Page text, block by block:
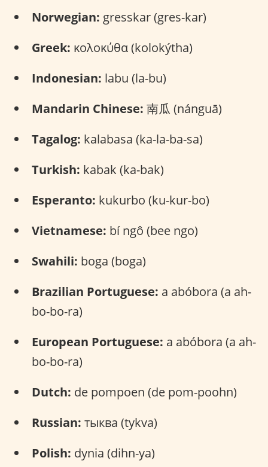
Norwegian: gresskar (gres-kar)
Greek: κολοκύθα (kolokýtha)
Indonesian: labu (la-bu)
Mandarin Chinese: 南瓜 (nánguā)
Tagalog: kalabasa (ka-la-ba-sa)
Turkish: kabak (ka-bak)
Esperanto: kukurbo (ku-kur-bo)
Vietnamese: bí ngô (bee ngo)
Swahili: boga (boga)
Brazilian Portuguese: a abóbora (a ah-
bo-bo-ra)
European Portuguese: a abóbora (a ah-
bo-bo-ra)
Dutch: de pompoen (de pom-poohn)
Russian: тыква (tykva)
Polish: dynia (dihn-ya)